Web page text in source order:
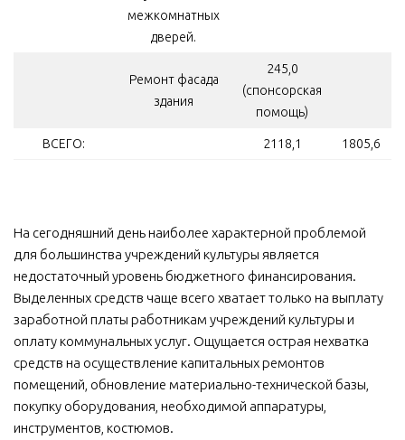
межкомнатных
дверей.
Ремонт фасада
здания
245,0
(спонсорская
помощь)
ВСЕГО: 2118,1 1805,6
На сегодняшний день наиболее характерной проблемой
для большинства учреждений культуры является
недостаточный уровень бюджетного финансирования.
Выделенных средств чаще всего хватает только на выплату
заработной платы работникам учреждений культуры и
оплату коммунальных услуг. Ощущается острая нехватка
средств на осуществление капитальных ремонтов
помещений, обновление материально-технической базы,
покупку оборудования, необходимой аппаратуры,
инструментов, костюмов.